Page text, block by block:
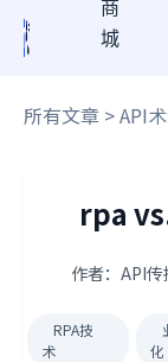
商
城
所有文章 >API
rpa
作者：API
RPA技
术
化